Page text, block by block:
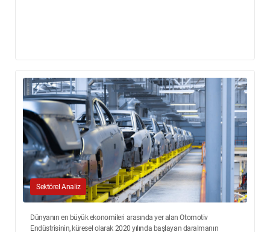
Sektörel Analiz
Dünyanın en büyük ekonomileri arasında yer alan Otomotiv
Endüstrisinin, küresel olarak 2020 yılında başlayan daralmanın